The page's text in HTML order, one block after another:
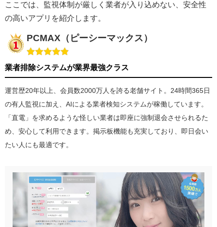
ここでは、監視体制が厳しく業者が入り込めない、安全性
の高いアプリを紹介します。
PCMAX（ピーシーマックス）
業者排除システムが業界最強クラス
運営歴20年以上、会員数2000万人を誇る老舗サイト。24時間365日
の有人監視に加え、AIによる業者検知システムが稼働しています。
「直電」を求めるような怪しい業者は即座に強制退会させられるた
め、安心して利用できます。掲示板機能も充実しており、即日会い
たい人にも最適です。